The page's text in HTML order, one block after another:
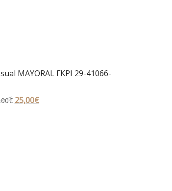
MAYORAL ΓΚΡΙ 29-41066-
€ Original
25,00€Η